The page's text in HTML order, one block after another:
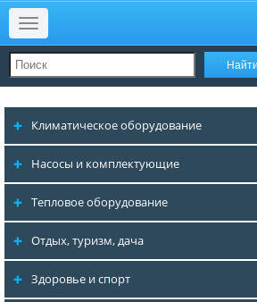
Меню
Климатическое оборудование
Насосы и комплектующие
Тепловое оборудование
Отдых, туризм, дача
Здоровье и спорт